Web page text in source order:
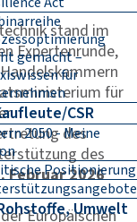
gemacht –
für
CSR
2050 - Meine
Positionierung
Umwelt
stand im
Expertenrunde,
für
des
des
Februar 2026
Europäischen